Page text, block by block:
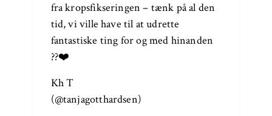
fra kropsfikseringen – tænk på al den
tid, vi ville have til at udrette
fantastiske ting for og med hinanden
??❤️
Kh T
(@tanjagotthardsen)